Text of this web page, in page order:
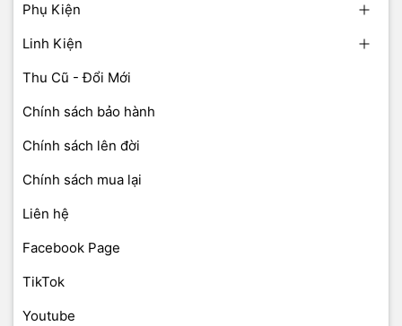
Phụ Kiện
Linh Kiện
Thu Cũ - Đổi Mới
Chính sách bảo hành
Chính sách lên đời
Chính sách mua lại
Liên hệ
Facebook Page
TikTok
Youtube